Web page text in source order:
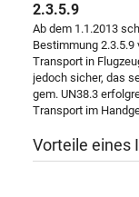
2.3.5.9
Ab dem 1.1.2013
Bestimmung
Transport in
jedoch sicher, das
gem. UN38.3
Transport im
Vorteile eines